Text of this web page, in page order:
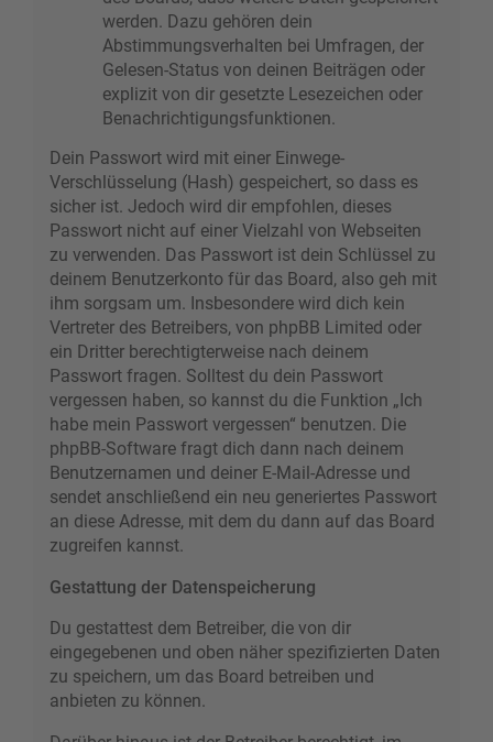
werden. Dazu gehören dein
Abstimmungsverhalten bei Umfragen, der
Gelesen-Status von deinen Beiträgen oder
explizit von dir gesetzte Lesezeichen oder
Benachrichtigungsfunktionen.
Dein Passwort wird mit einer Einwege-
Verschlüsselung (Hash) gespeichert, so dass es
sicher ist. Jedoch wird dir empfohlen, dieses
Passwort nicht auf einer Vielzahl von Webseiten
zu verwenden. Das Passwort ist dein Schlüssel zu
deinem Benutzerkonto für das Board, also geh mit
ihm sorgsam um. Insbesondere wird dich kein
Vertreter des Betreibers, von phpBB Limited oder
ein Dritter berechtigterweise nach deinem
Passwort fragen. Solltest du dein Passwort
vergessen haben, so kannst du die Funktion „Ich
habe mein Passwort vergessen“ benutzen. Die
phpBB-Software fragt dich dann nach deinem
Benutzernamen und deiner E-Mail-Adresse und
sendet anschließend ein neu generiertes Passwort
an diese Adresse, mit dem du dann auf das Board
zugreifen kannst.
Gestattung der Datenspeicherung
Du gestattest dem Betreiber, die von dir
eingegebenen und oben näher spezifizierten Daten
zu speichern, um das Board betreiben und
anbieten zu können.